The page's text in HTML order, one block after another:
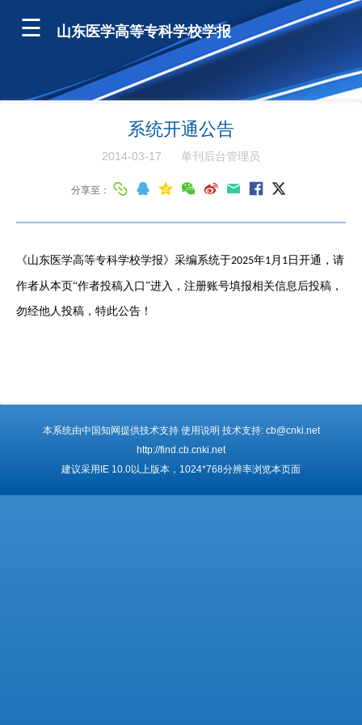
山东医学高等专科学校学报
系统开通公告
2014-03-17 单刊后台管理员
分享至：
《山东医学高等专科学校学报》采编系统于2025年1月 1 日开通，请
作者从本页“作者投稿入口”进入，注册账号填报相关信息后投稿，
勿经他人投稿，特此公告！
本系统由中国知网提供技术支持 使用说明 技术支持: cb@cnki.net
http://find.cb.cnki.net
建议采用IE 10.0以上版本，1024*768分辨率浏览本页面